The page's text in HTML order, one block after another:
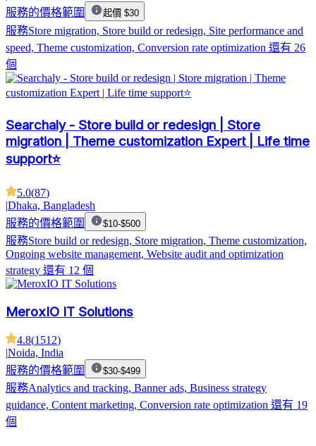
服務的價格範圍
起價 $30
服務Store migration, Store build or redesign, Site performance and
speed, Theme customization, Conversion rate optimization 還有 26
個
Searchaly - Store build or redesign | Store
migration | Theme customization Expert | Life time
support⭐
5.0(87)
|Dhaka, Bangladesh
服務的價格範圍
$10-$500
服務Store build or redesign, Store migration, Theme customization,
Ongoing website management, Website audit and optimization
strategy 還有 12 個
MeroxIO IT Solutions
4.8(1512)
|Noida, India
服務的價格範圍
$30-$499
服務Analytics and tracking, Banner ads, Business strategy
guidance, Content marketing, Conversion rate optimization 還有 19
個